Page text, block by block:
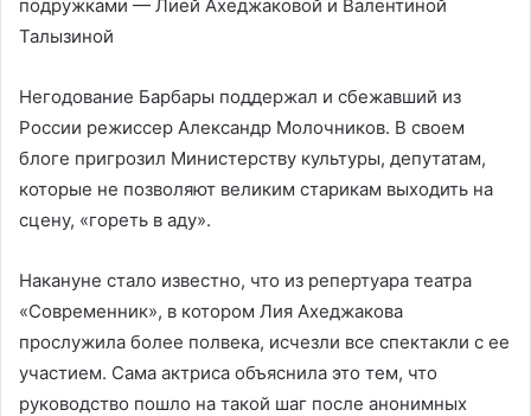
подружками — Лией Ахеджаковой и Валентиной
Талызиной
Негодование Барбары поддержал и сбежавший из
России режиссер Александр Молочников. В своем
блоге пригрозил Министерству культуры, депутатам,
которые не позволяют великим старикам выходить на
сцену, «гореть в аду».
Накануне стало известно, что из репертуара театра
«Современник», в котором Лия Ахеджакова
прослужила более полвека, исчезли все спектакли с ее
участием. Сама актриса объяснила это тем, что
руководство пошло на такой шаг после анонимных